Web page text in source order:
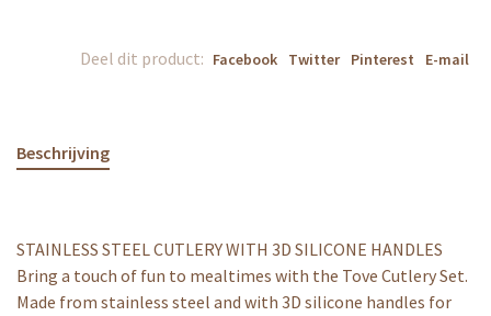
Deel dit product: Facebook Twitter Pinterest E-mail
Beschrijving
STAINLESS STEEL CUTLERY WITH 3D SILICONE HANDLES
Bring a touch of fun to mealtimes with the Tove Cutlery Set.
Made from stainless steel and with 3D silicone handles for